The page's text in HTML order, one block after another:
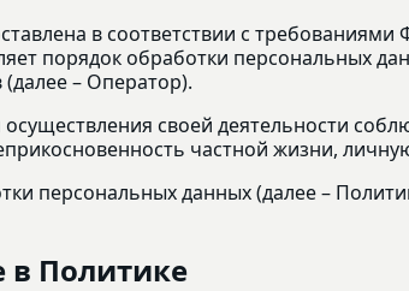
в соответствии с
порядок обработки персональных
– Оператор).
своей деятельности
частной жизни,
персональных данных (далее –
в Политике